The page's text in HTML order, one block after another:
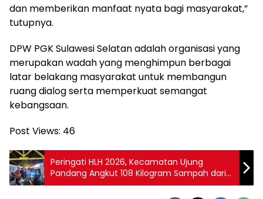
dan memberikan manfaat nyata bagi masyarakat,”
tutupnya.
DPW PGK Sulawesi Selatan adalah organisasi yang
merupakan wadah yang menghimpun berbagai
latar belakang masyarakat untuk membangun
ruang dialog serta memperkuat semangat
kebangsaan.
Post Views: 46
Peringati HLH 2026, Kecamatan Ujung
Pandang Angkut 108 Kilogram Sampah dari
Laut dan Pesisir Losari